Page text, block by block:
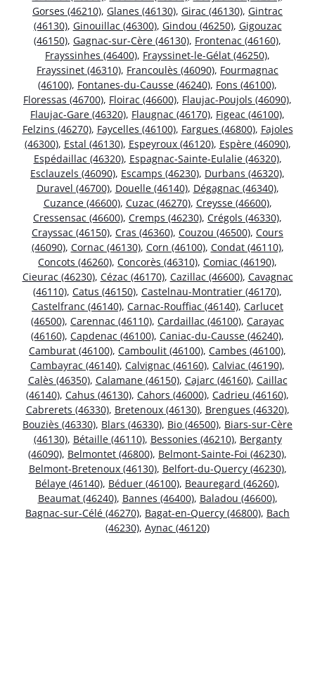
Gorses (46210), Glanes (46130), Girac (46130), Gintrac
(46130), Ginouillac (46300), Gindou (46250), Gigouzac
(46150), Gagnac-sur-Cère (46130), Frontenac (46160),
Frayssinhes (46400), Frayssinet-le-Gélat (46250),
Frayssinet (46310), Francoulès (46090), Fourmagnac
(46100), Fontanes-du-Causse (46240), Fons (46100),
Floressas (46700), Floirac (46600), Flaujac-Poujols (46090),
Flaujac-Gare (46320), Flaugnac (46170), Figeac (46100),
Felzins (46270), Faycelles (46100), Fargues (46800), Fajoles
(46300), Estal (46130), Espeyroux (46120), Espère (46090),
Espédaillac (46320), Espagnac-Sainte-Eulalie (46320),
Esclauzels (46090), Escamps (46230), Durbans (46320),
Duravel (46700), Douelle (46140), Dégagnac (46340),
Cuzance (46600), Cuzac (46270), Creysse (46600),
Cressensac (46600), Cremps (46230), Crégols (46330),
Crayssac (46150), Cras (46360), Couzou (46500), Cours
(46090), Cornac (46130), Corn (46100), Condat (46110),
Concots (46260), Concorès (46310), Comiac (46190),
Cieurac (46230), Cézac (46170), Cazillac (46600), Cavagnac
(46110), Catus (46150), Castelnau-Montratier (46170),
Castelfranc (46140), Carnac-Rouffiac (46140), Carlucet
(46500), Carennac (46110), Cardaillac (46100), Carayac
(46160), Capdenac (46100), Caniac-du-Causse (46240),
Camburat (46100), Camboulit (46100), Cambes (46100),
Cambayrac (46140), Calvignac (46160), Calviac (46190),
Calès (46350), Calamane (46150), Cajarc (46160), Caillac
(46140), Cahus (46130), Cahors (46000), Cadrieu (46160),
Cabrerets (46330), Bretenoux (46130), Brengues (46320),
Bouziès (46330), Blars (46330), Bio (46500), Biars-sur-Cère
(46130), Bétaille (46110), Bessonies (46210), Berganty
(46090), Belmontet (46800), Belmont-Sainte-Foi (46230),
Belmont-Bretenoux (46130), Belfort-du-Quercy (46230),
Bélaye (46140), Béduer (46100), Beauregard (46260),
Beaumat (46240), Bannes (46400), Baladou (46600),
Bagnac-sur-Célé (46270), Bagat-en-Quercy (46800), Bach
(46230), Aynac (46120)